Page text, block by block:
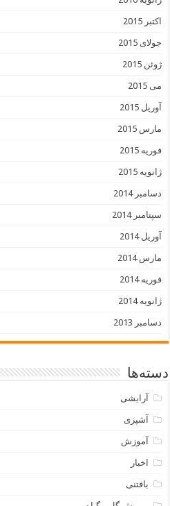
اکتبر 2015
جولای 2015
ژوئن 2015
می 2015
آوریل 2015
مارس 2015
فوریه 2015
ژانویه 2015
دسامبر 2014
سپتامبر 2014
آوریل 2014
مارس 2014
فوریه 2014
ژانویه 2014
دسامبر 2013
دسته‌ها
آرایشی
آشپزی
آموزش
اخبار
بافتنی